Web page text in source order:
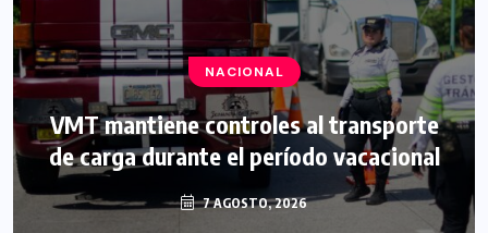
NACIONAL
VMT mantiene controles al transporte
de carga durante el período vacacional
7 AGOSTO, 2026